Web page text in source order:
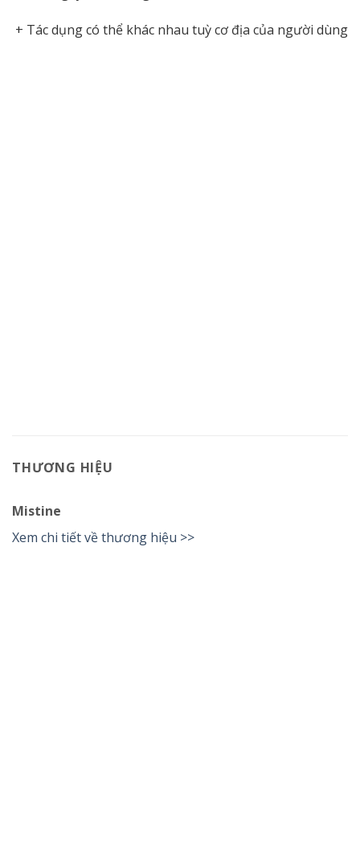
+ Tác dụng có thể khác nhau tuỳ cơ địa của người dùng
THƯƠNG HIỆU
Mistine
Xem chi tiết về thương hiệu >>